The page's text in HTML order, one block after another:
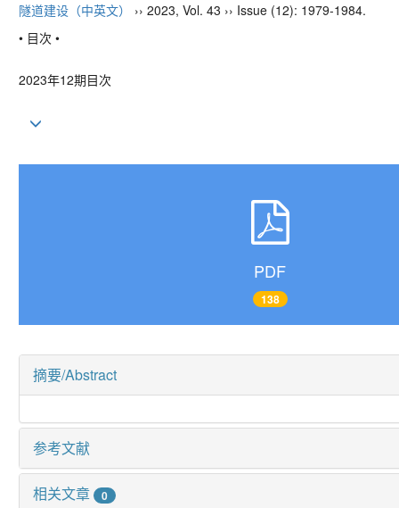
隧道建设（中英文）
›› 2023, Vol. 43 ›› Issue (12): 1979-1984.
• 目次 •
2023年12期目次
PDF
138
摘要/Abstract
参考文献
相关文章 0